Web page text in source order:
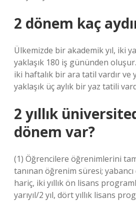
2 dönem kaç
Ülkemizde bir akademik yıl, iki
yaklaşık 180 iş gününden oluşur.
iki haftalık bir ara tatil vardır ve
yaklaşık üç aylık bir yaz tatili
2 yıllık
dönem var?
(1) Öğrencilere öğrenimlerini
tanınan öğrenim süresi; yabancı
hariç, iki yıllık ön lisans
yarıyıl/2 yıl, dört yıllık lisans